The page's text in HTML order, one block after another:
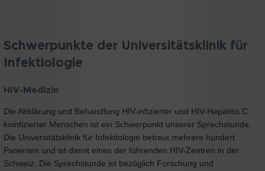
Schwerpunkte der Universitätsklinik für
Infektiologie
HIV-Medizin
Die Abklärung und Behandlung HIV-infizierter und HIV-Hepatitis C
koinfizierter Menschen ist ein Schwerpunkt unserer Sprechstunde.
Die Universitätsklinik für Infektiologie betreut mehrere hundert
Patienten und ist damit eines der führenden HIV-Zentren in der
Schweiz. Die Sprechstunde ist bezüglich Forschung und